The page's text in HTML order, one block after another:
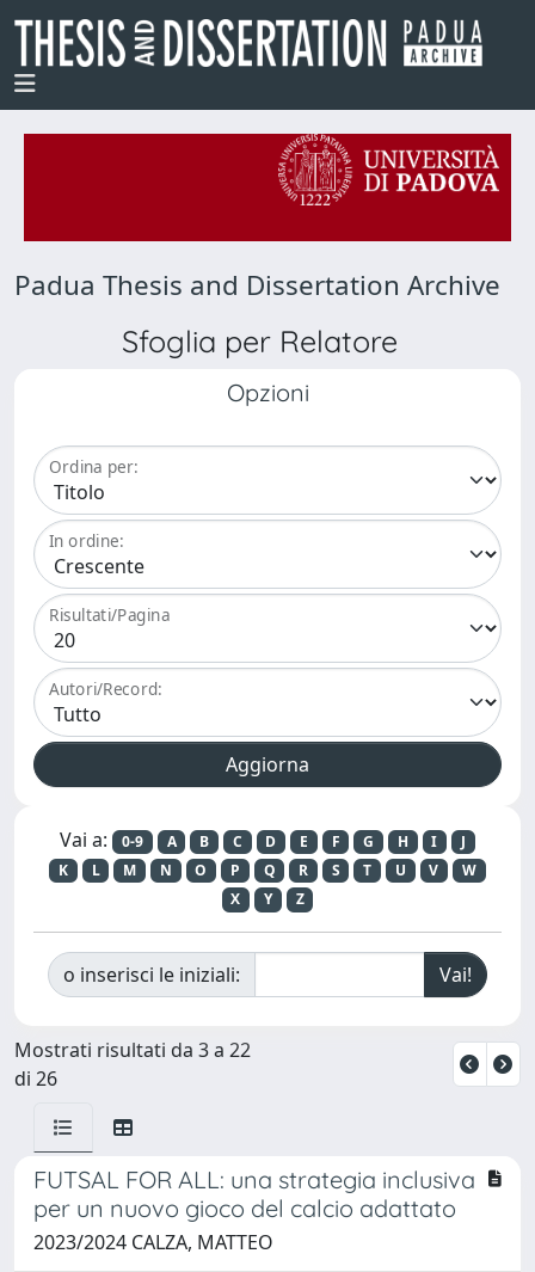
Padua Thesis and Dissertation Archive
Sfoglia per Relatore
Opzioni
Ordina per:
In ordine:
Risultati/Pagina
Autori/Record:
Vai a: 0-9 A B C D E F G H I
J
K
L M N O P Q R S T U V
W
X
Y Z
o inserisci le iniziali:
Mostrati risultati da 3 a 22
di 26
FUTSAL FOR ALL: una strategia inclusiva
per un nuovo gioco del calcio adattato
2023/2024 CALZA, MATTEO